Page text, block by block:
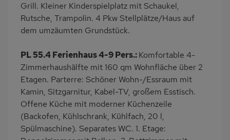
Kinderhochstuhl
Nichtraucher
Haustiere/Hund
Freisitz im Garten
Wb/WC
freistehend
Terrassenmöbel
Bettwäsche inklusive
Grill. Kleiner Kinderspielplatz mit Schaukel,
Rutsche, Trampolin. 4 Pkw Stellplätze/Haus auf
dem umzäumten Grundstück.
PL 55.4 Ferienhaus 4-9 Pers.:Komfortable 4-
Zimmerhaushälfte mit 160 qm Wohnfläche über 2
Etagen. Parterre: Schöner Wohn-/Essraum mit
Kamin, Sitzgarnitur, Kabel-TV, großem Esstisch.
Offene Küche mit moderner Küchenzeile
(Backofen, Kühlschrank, Kühlfach, 20 l,
Spülmaschine). Separates WC. 1. Etage: